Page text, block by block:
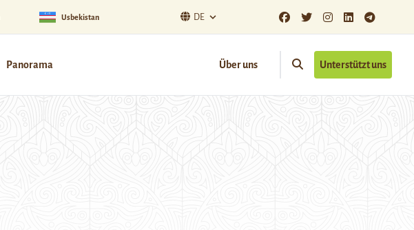
Usbekistan DE
Panorama Über uns Unterstützt uns